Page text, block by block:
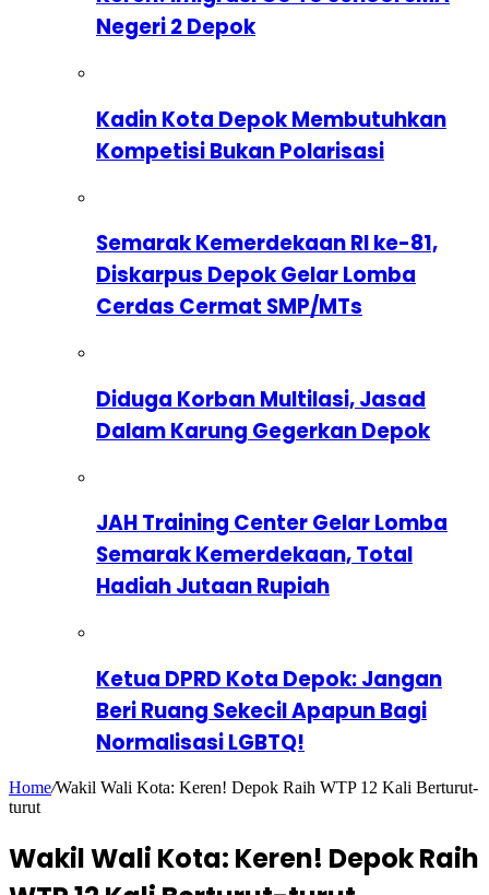
Negeri 2 Depok
Kadin Kota Depok Membutuhkan
Kompetisi Bukan Polarisasi
Semarak Kemerdekaan RI ke-81,
Diskarpus Depok Gelar Lomba
Cerdas Cermat SMP/MTs
Diduga Korban Multilasi, Jasad
Dalam Karung Gegerkan Depok
JAH Training Center Gelar Lomba
Semarak Kemerdekaan, Total
Hadiah Jutaan Rupiah
Ketua DPRD Kota Depok: Jangan
Beri Ruang Sekecil Apapun Bagi
Normalisasi LGBTQ!
Home/Wakil Wali Kota: Keren! Depok Raih WTP 12 Kali Berturut-
turut
Wakil Wali Kota: Keren! Depok Raih